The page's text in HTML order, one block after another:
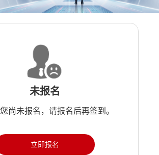
未报名
尚未报名，请报名后再签到。
立即报名